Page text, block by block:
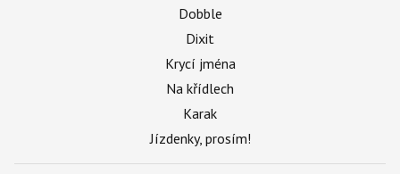
Dobble
Dixit
Krycí jména
Na křídlech
Karak
Jízdenky, prosím!